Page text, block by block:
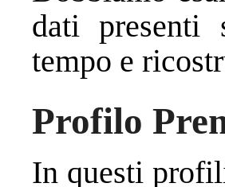
dati presenti
tempo e
Profilo
In questi